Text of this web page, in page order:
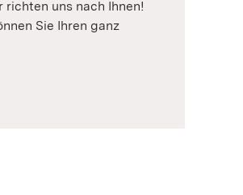
uns nach Ihnen!
Sie Ihren ganz